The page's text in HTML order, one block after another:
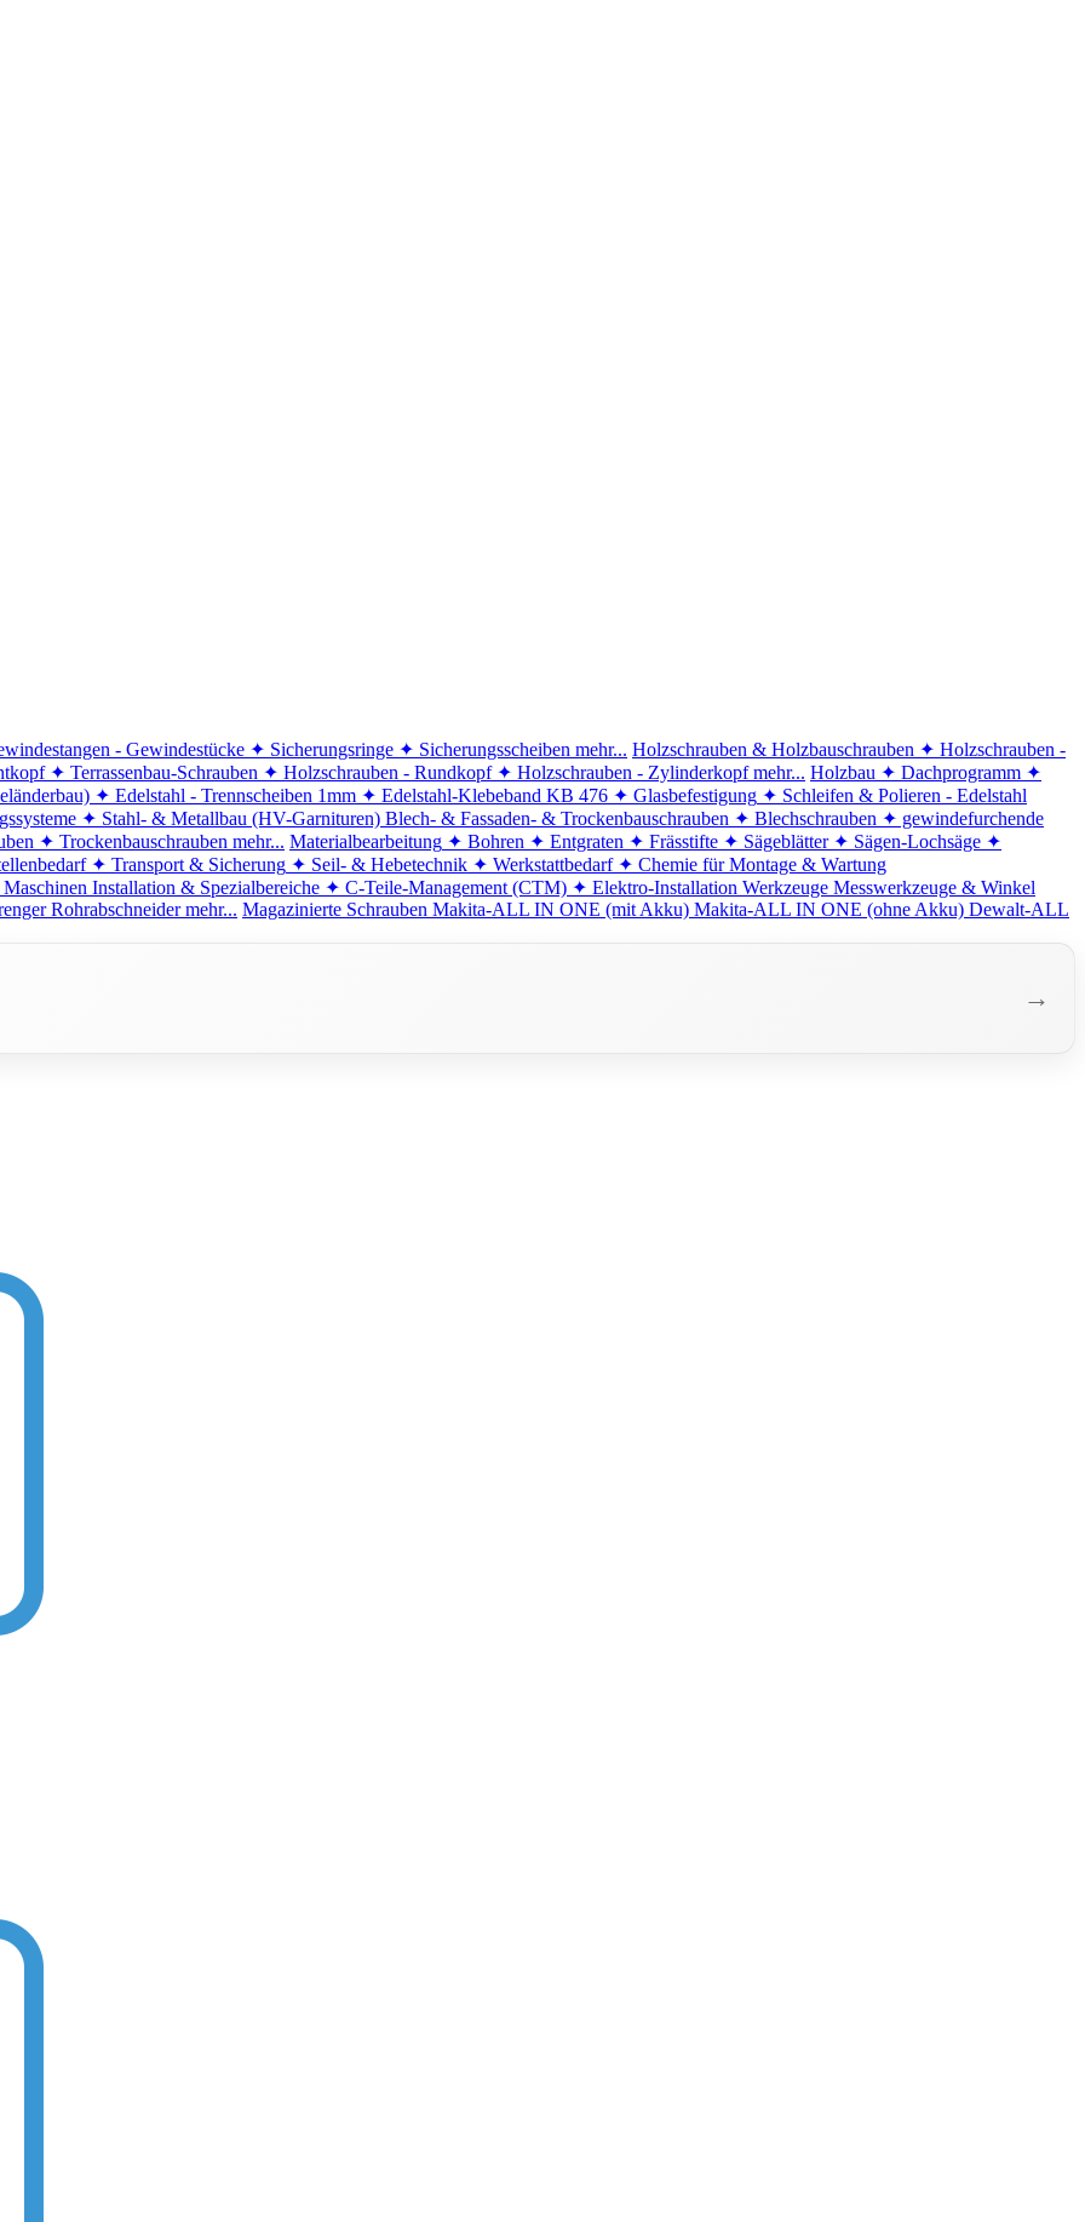
- Gewindestücke ✦ Sicherungsringe ✦ Sicherungsscheiben mehr... Holzschrauben & Holzbauschrauben ✦ Holzschrauben -
✦ Terrassenbau-Schrauben ✦ Holzschrauben - Rundkopf ✦ Holzschrauben - Zylinderkopf mehr... Holzbau ✦ Dachprogramm ✦
✦ Edelstahl - Trennscheiben 1mm ✦ Edelstahl-Klebeband KB 476 ✦ Glasbefestigung ✦ Schleifen & Polieren - Edelstahl
✦ Stahl- & Metallbau (HV-Garnituren) Blech- & Fassaden- & Trockenbauschrauben ✦ Blechschrauben ✦ gewindefurchende
✦ Trockenbauschrauben mehr... Materialbearbeitung ✦ Bohren ✦ Entgraten ✦ Frässtifte ✦ Sägeblätter ✦ Sägen-Lochsäge ✦
✦ Transport & Sicherung ✦ Seil- & Hebetechnik ✦ Werkstattbedarf ✦ Chemie für Montage & Wartung
Installation & Spezialbereiche ✦ C-Teile-Management (CTM) ✦ Elektro-Installation Werkzeuge Messwerkzeuge & Winkel
Rohrabschneider mehr... Magazinierte Schrauben Makita-ALL IN ONE (mit Akku) Makita-ALL IN ONE (ohne Akku) Dewalt-ALL
→